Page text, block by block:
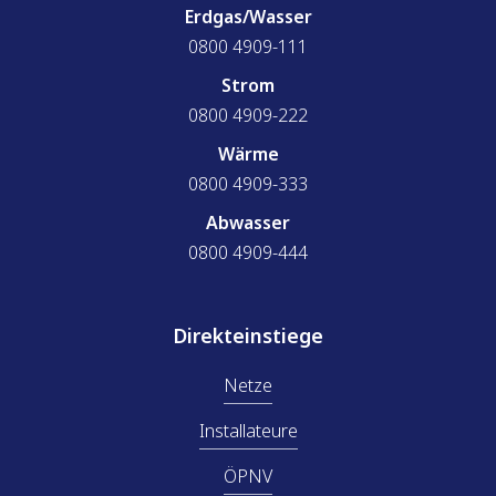
Erdgas/Wasser
0800 4909-111
Strom
0800 4909-222
Wärme
0800 4909-333
Abwasser
0800 4909-444
Direkteinstiege
Netze
Installateure
ÖPNV